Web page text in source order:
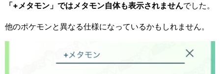
「+メタモン」ではメタモン自体も表示されませんでした。
他のポケモンと異なる仕様になっているかもしれません。